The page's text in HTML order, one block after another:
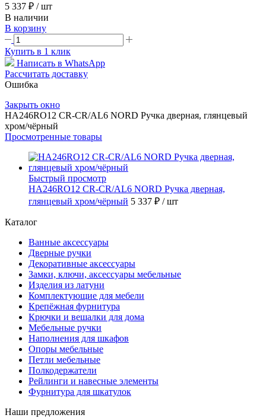
5 337 ₽ / шт
В наличии
В корзину
Купить в 1 клик
Написать в WhatsApp
Рассчитать доставку
Ошибка
Закрыть окно
HA246RO12 CR-CR/AL6 NORD Ручка дверная, глянцевый
хром/чёрный
Просмотренные товары
Быстрый просмотр
HA246RO12 CR-CR/AL6 NORD Ручка дверная,
глянцевый хром/чёрный 5 337 ₽ / шт
Каталог
Ванные аксессуары
Дверные ручки
Декоративные аксессуары
Замки, ключи, аксессуары мебельные
Изделия из латуни
Комплектующие для мебели
Крепёжная фурнитура
Крючки и вешалки для дома
Мебельные ручки
Наполнения для шкафов
Опоры мебельные
Петли мебельные
Полкодержатели
Рейлинги и навесные элементы
Фурнитура для шкатулок
Наши предложения